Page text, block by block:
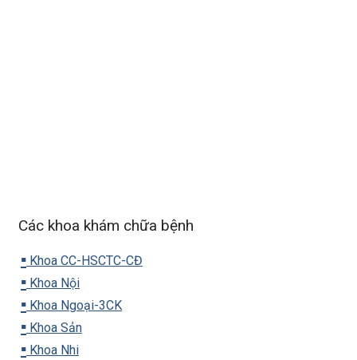
Các khoa khám chữa bệnh
▪️ Khoa CC-HSCTC-CĐ
▪️ Khoa Nội
▪️ Khoa Ngoại-3CK
▪️ Khoa Sản
▪️ Khoa Nhi